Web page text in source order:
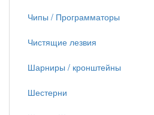
Чипы / Программаторы
Чистящие лезвия
Шарниры / кронштейны
Шестерни